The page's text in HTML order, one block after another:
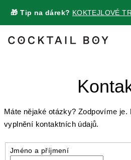
obsah
🎁 Tip na dárek? KOKTEJLOVÉ
Máte nějaké otázky? Zodpovíme je.
vyplnění kontaktních údajů.
Jméno a příjmení